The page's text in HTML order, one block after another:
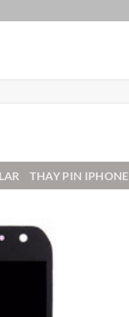
THAY PIN IPHONE